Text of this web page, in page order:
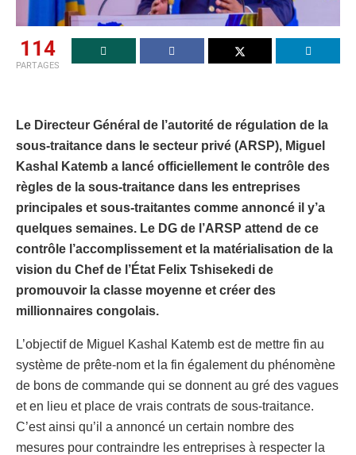
114
PARTAGES
Le Directeur Général de l’autorité de régulation de la
sous-traitance dans le secteur privé (ARSP), Miguel
Kashal Katemb a lancé officiellement le contrôle des
règles de la sous-traitance dans les entreprises
principales et sous-traitantes comme annoncé il y’a
quelques semaines. Le DG de l’ARSP attend de ce
contrôle l’accomplissement et la matérialisation de la
vision du Chef de l’État Felix Tshisekedi de
promouvoir la classe moyenne et créer des
millionnaires congolais.
L’objectif de Miguel Kashal Katemb est de mettre fin au
système de prête-nom et la fin également du phénomène
de bons de commande qui se donnent au gré des vagues
et en lieu et place de vrais contrats de sous-traitance.
C’est ainsi qu’il a annoncé un certain nombre des
mesures pour contraindre les entreprises à respecter la